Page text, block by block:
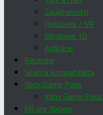
Zaujímavosti
HoloLens / VR
Windows 10
Aplikácie
Recenzie
Spätná kompatibilita
Xbox Game Pass
Xbox Game
Píš pre Xboxer